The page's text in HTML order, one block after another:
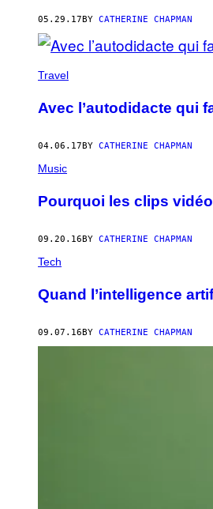
05.29.17 BY CATHERINE CHAPMAN
Travel
Avec l’autodidacte qui
04.06.17 BY CATHERINE CHAPMAN
Music
Pourquoi les clips
09.20.16 BY CATHERINE CHAPMAN
Tech
Quand l’intelligence
09.07.16 BY CATHERINE CHAPMAN